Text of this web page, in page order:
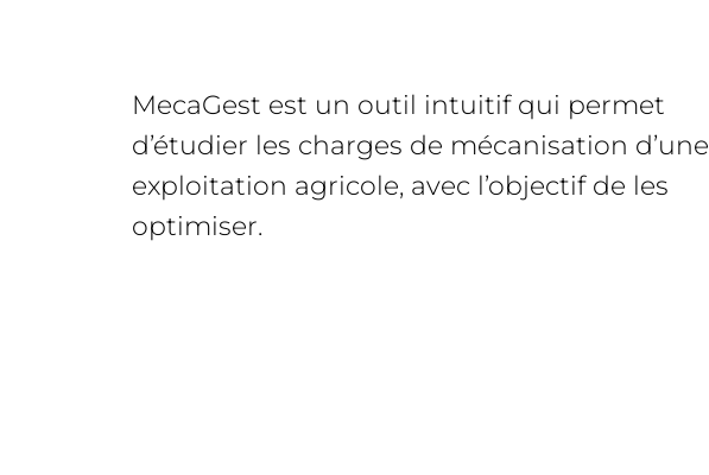
MecaGest est un outil intuitif qui permet
d’étudier les charges de mécanisation d’une
exploitation agricole, avec l’objectif de les
optimiser.